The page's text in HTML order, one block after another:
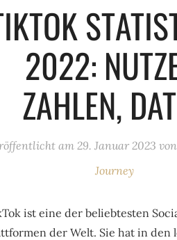
2022:
ZAHLEN,
am 29. Januar 2023 von
Journey
ist eine der beliebtesten
der Welt. Sie hat in den